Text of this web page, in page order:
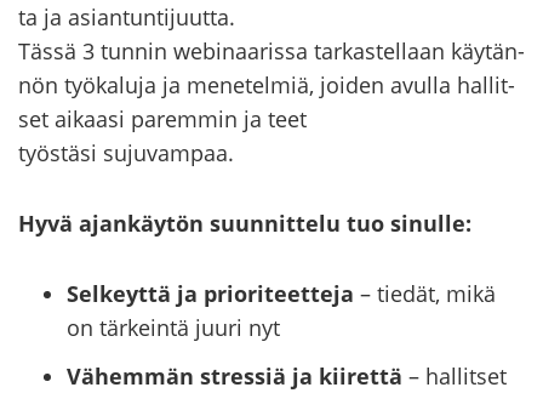
ta ja asian­tun­ti­juut­ta.
Tässä 3 tun­nin webinaarissa tar­kas­tel­laan käy­tän­
nön työ­ka­lu­ja ja me­ne­tel­miä, joi­den avul­la hal­lit­
set ai­kaa­si pa­rem­min ja teet
työs­tä­si su­ju­vam­paa.
Hyvä ajan­käy­tön suun­nit­te­lu tuo si­nul­le:
Selkeyttä ja prioriteetteja – tiedät, mikä
on tärkeintä juuri nyt
Vähemmän stressiä ja kiirettä – hallitset